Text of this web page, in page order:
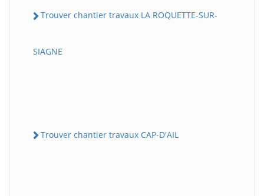
Trouver chantier travaux LA ROQUETTE-SUR-
SIAGNE
Trouver chantier travaux CAP-D'AIL